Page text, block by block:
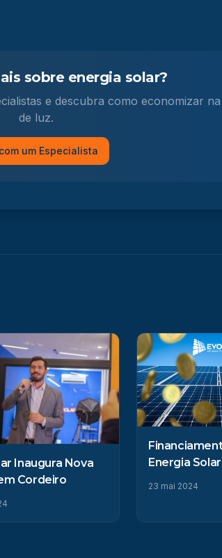
sobre energia solar?
e descubra como economizar
de luz.
um Especialista
Inaugura Nova
Cordeiro
Energia
23 mai 2024